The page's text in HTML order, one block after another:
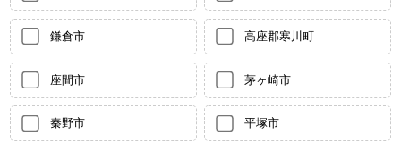
鎌倉市 高座郡寒川町
座間市 茅ヶ崎市
秦野市 平塚市